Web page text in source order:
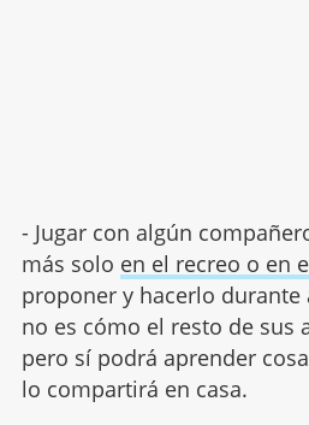
- Jugar con algún
más solo en el recreo o en
proponer y hacerlo durante
no es cómo el resto de sus
pero sí podrá aprender
lo compartirá en casa.